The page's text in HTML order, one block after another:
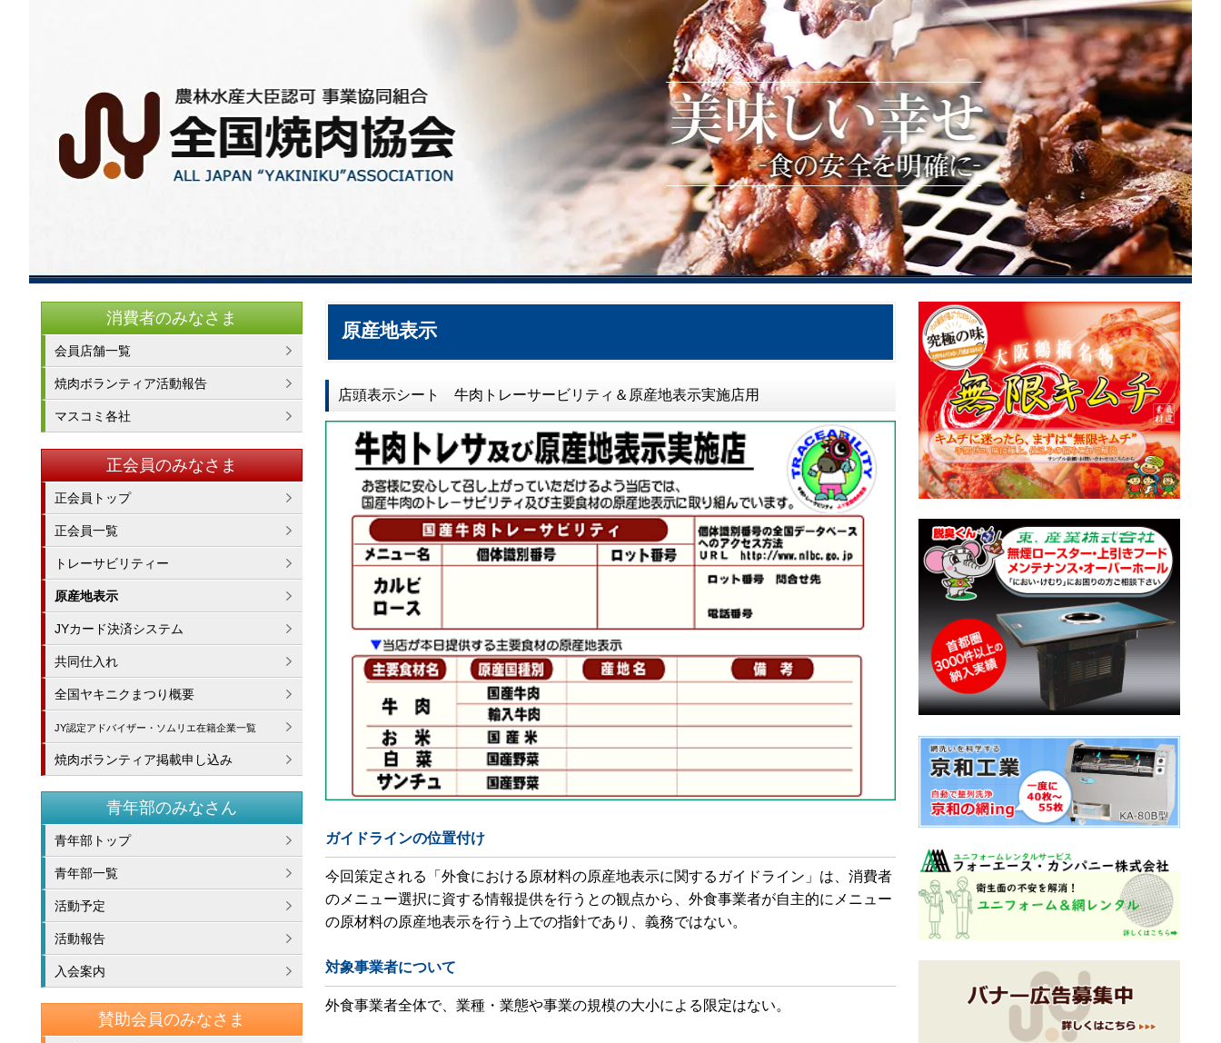
原産地表示
店頭表示シート 牛肉トレーサービリティ＆原産地表示実施店用
ガイドラインの位置付け
今回策定される「外食における原材料の原産地表示に関するガイドライン」は、消費者
のメニュー選択に資する情報提供を行うとの観点から、外食事業者が自主的にメニュー
の原材料の原産地表示を行う上での指針であり、義務ではない。
対象事業者について
外食事業者全体で、業種・業態や事業の規模の大小による限定はない。
消費者のみなさま
会員店舗一覧
焼肉ボランティア活動報告
マスコミ各社
正会員のみなさま
正会員トップ
正会員一覧
トレーサビリティー
原産地表示
JYカード決済システム
共同仕入れ
全国ヤキニクまつり概要
JY認定アドバイザー・ソムリエ在籍企業一覧
焼肉ボランティア掲載申し込み
青年部のみなさん
青年部トップ
青年部一覧
活動予定
活動報告
入会案内
賛助会員のみなさま